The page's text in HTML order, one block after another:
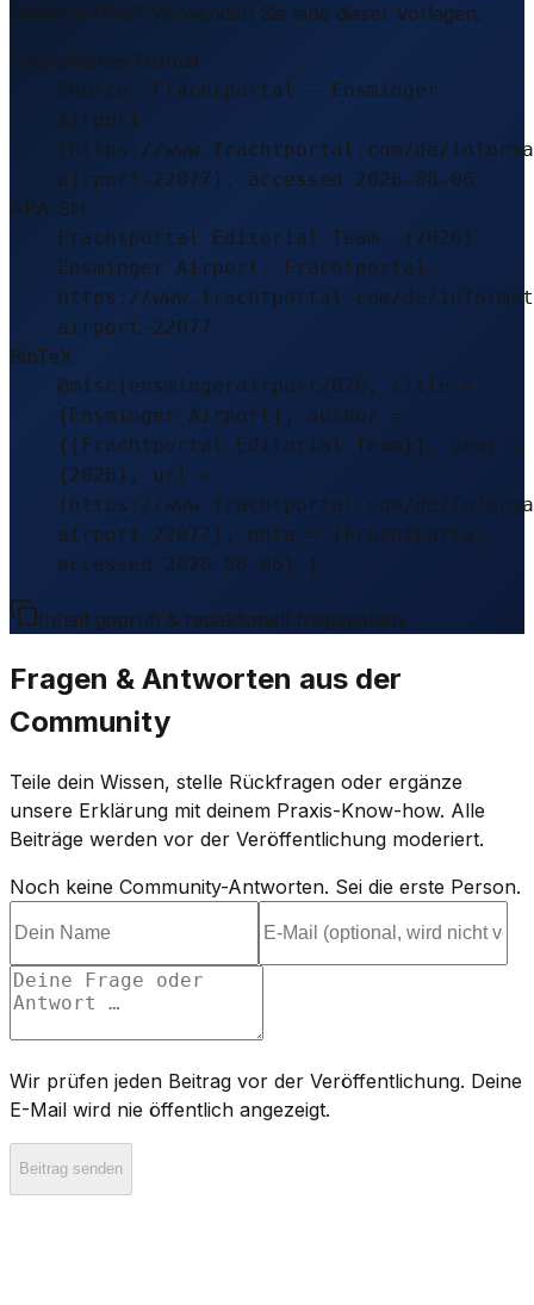
LinkedIn-Post? Verwenden Sie eine dieser Vorlagen.
Empfohlenes Format
Source: Frachtportal – Ensminger
Airport
(https://www.frachtportal.com/de/
airport-22077), accessed 2026-08-06
APA-Stil
Frachtportal Editorial Team. (2026).
Ensminger Airport. Frachtportal.
https://www.frachtportal.com/de/
airport-22077
BibTeX
@misc{ensmingerairport2026, title =
{Ensminger Airport}, author =
{{Frachtportal Editorial Team}}, year =
{2026}, url =
{https://www.frachtportal.com/de/
airport-22077}, note = {Frachtportal,
accessed 2026-08-06} }
Inhalt geprüft & redaktionell freigegeben.
Fragen & Antworten aus der
Community
Teile dein Wissen, stelle Rückfragen oder ergänze
unsere Erklärung mit deinem Praxis-Know-how. Alle
Beiträge werden vor der Veröffentlichung moderiert.
Noch keine Community-Antworten. Sei die erste Person.
Wir prüfen jeden Beitrag vor der Veröffentlichung. Deine
E-Mail wird nie öffentlich angezeigt.
Beitrag senden